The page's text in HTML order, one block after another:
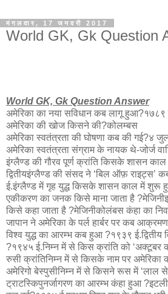
मंगलवार, 17 जनवरी 2017
World GK, Gk Question
World GK, Gk Question Answer
अमेरिका का नया सविधान कब लागू हुआ?१७८९
अमेरिका की खोज किसने की?कोलम्बस
अमेरिका स्वतंत्रता की घोषणा कब की गई?४
अमेरिका स्वतंत्रता संग्राम के नायक थे-जोर्ज
इंग्लैण्ड की गौरव पूर्ण क्रांति किसके शासन
द्वितीयइंग्लैण्ड की संसद ने ‘बिल ऑफ़ राइट्स’
ई.इंग्लैण्ड में गृह युद्ध किसके शासन काल में शुरू
एकीकरण का जनक किसे माना जाता है
किसे कहा जाता है ?मेजिनीकोलंबस कंहा का
जापान ने अमेरिका के पर्ल हार्बर पर कब आक्रमण
विश्व युद्ध का आरम्भ कब हुआ ?१९३९ ई.द्वितीय
?१९४५ ई.निम्न में से किस क्रांति को ‘अक्टूबर
रुसी क्रांतिनिम्न में से किसके नाम पर अमेरिका
अमेरिगो बेस्पुसीनिम्न में से किसने रूस में ‘लाल
ट्राटस्किपुनर्जागरण का आरम्भ कंहा हुआ